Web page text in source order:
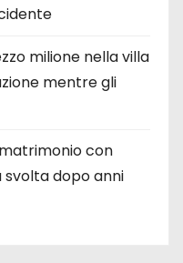
milione nella villa
mentre gli
con
svolta dopo anni